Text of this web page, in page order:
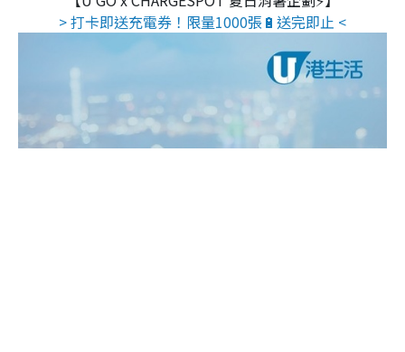
> 打卡即送充電券！限量1000張🔋送完即止 <